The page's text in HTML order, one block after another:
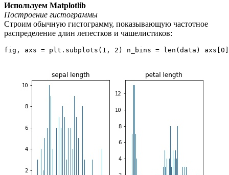
Используем Matplotlib
Построение гистограммы
Cтроим обычную гистограмму, показывающую частотное
распределение длин лепестков и чашелистиков:
fig, axs = plt.subplots(1, 2) n_bins = len(data)